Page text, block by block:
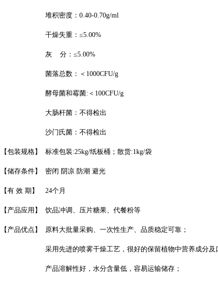
堆积密度：0.40-0.70g/ml
干燥失重：≤5.00%
灰 分：≤5.00%
菌落总数：＜1000CFU/g
酵母菌和霉菌:＜100CFU/g
大肠杆菌：不得检出
沙门氏菌：不得检出
【包装规格】 标准包装:25kg/纸板桶；散货:1kg/袋
【储存条件】 密闭 阴凉 防潮 避光
【有 效 期】 24个月
【产品应用】 饮品冲调、压片糖果、代餐粉等
【产品优点】 原料大批量采购、一次性生产、品质稳定可靠；
采用先进的喷雾干燥工艺，很好的保留植物中营养成分及
产品溶解性好，水分含量低，容易运输储存；